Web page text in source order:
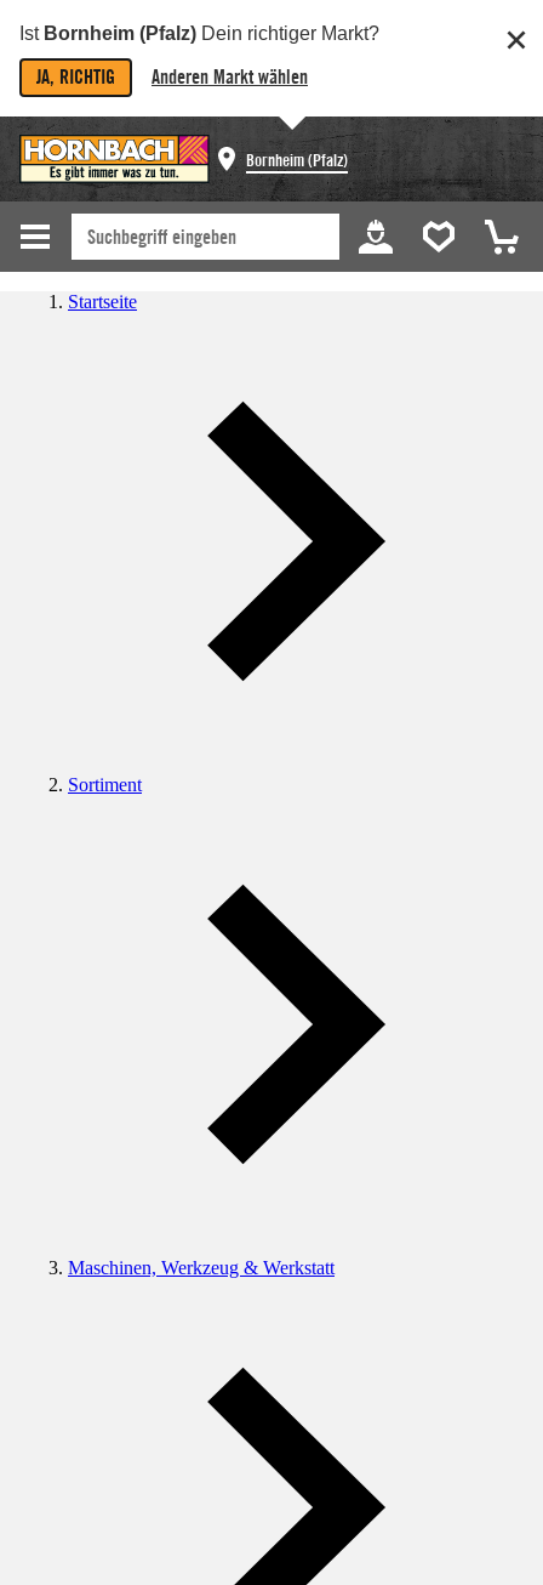
Ist Bornheim (Pfalz) Dein richtiger Markt?
JA, RICHTIG Anderen Markt wählen
Bornheim (Pfalz)
Startseite
Sortiment
Maschinen, Werkzeug & Werkstatt